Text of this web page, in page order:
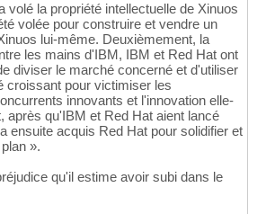
volé la propriété intellectuelle de Xinuos
volée pour construire et vendre un
lui-même. Deuxièmement, la
les mains d'IBM, IBM et Red Hat ont
diviser le marché concerné et d'utiliser
croissant pour victimiser les
innovants et l'innovation elle-
après qu'IBM et Red Hat aient lancé
ensuite acquis Red Hat pour solidifier et
».
qu'il estime avoir subi dans le